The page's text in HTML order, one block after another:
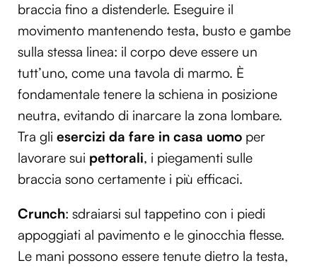
braccia fino a distenderle. Eseguire il
movimento mantenendo testa, busto e gambe
sulla stessa linea: il corpo deve essere un
tutt’uno, come una tavola di marmo. È
fondamentale tenere la schiena in posizione
neutra, evitando di inarcare la zona lombare.
Tra gli esercizi da fare in casa uomo per
lavorare sui pettorali, i piegamenti sulle
braccia sono certamente i più efficaci.
Crunch: sdraiarsi sul tappetino con i piedi
appoggiati al pavimento e le ginocchia flesse.
Le mani possono essere tenute dietro la testa,